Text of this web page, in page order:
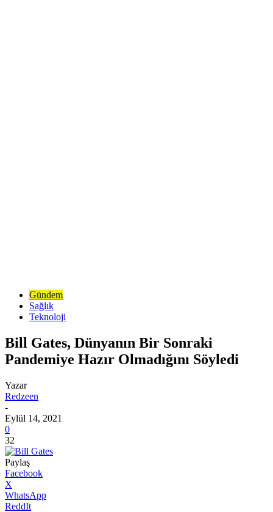
Gündem
Sağlık
Teknoloji
Bill Gates, Dünyanın Bir Sonraki
Pandemiye Hazır Olmadığını Söyledi
Yazar
Redzeen
-
Eylül 14, 2021
0
32
Paylaş
Facebook
X
WhatsApp
ReddIt